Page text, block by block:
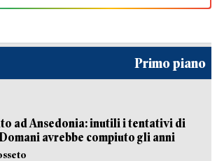
Primo piano
ad Ansedonia: inutili i tentativi di
avrebbe compiuto gli anni